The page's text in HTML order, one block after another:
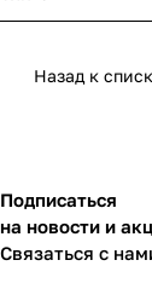
Назад к
Подписаться
на новости и
Связаться с